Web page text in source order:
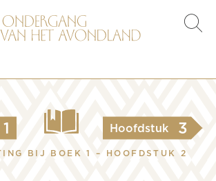
1 Hoofdstuk 3
BIJ BOEK 1 – HOOFDSTUK 2